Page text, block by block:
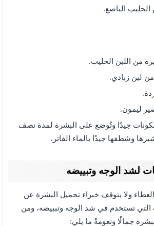
الحليب الناصع.
من اللبن الحليب.
ليمون.
جيدًا وتُوضع على البشرة لمدة نصف
وشطفها جيدًا بالماء الفاتر.
لشد الوجه وتبييضه
ولا يتوقف خبراء تجميل البشرة عن
تستخدم في شد الوجه وتبييضه، ومن
جمالًا ونعومةً ما يلي: